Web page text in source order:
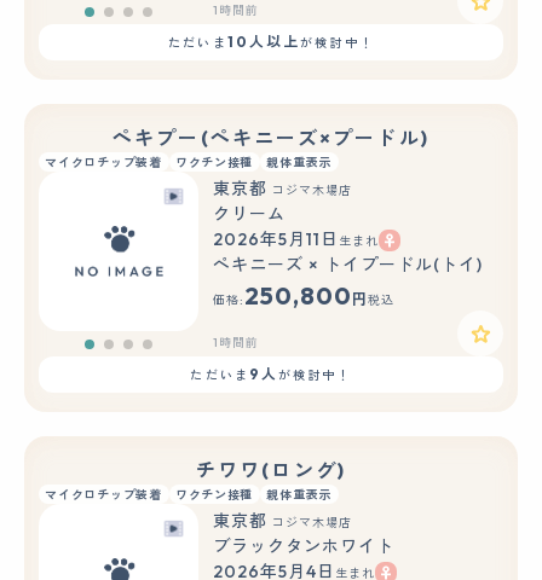
1時間前
ただいま 10人以上が検討中！
ペキプー(ペキニーズ×プードル)
マイクロチップ装着 ワクチン接種 親体重表示
東京都 コジマ木場店
クリーム
2026年5月11日 生まれ
ペキニーズ × トイプードル(トイ)
価格: 250,800 円 税込
1時間前
ただいま 9人が検討中！
チワワ(ロング)
マイクロチップ装着 ワクチン接種 親体重表示
東京都 コジマ木場店
ブラックタンホワイト
2026年5月4日 生まれ